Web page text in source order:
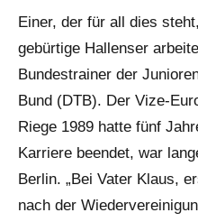
Einer, der für all dies
gebürtige Hallenser
Bundestrainer der
Bund (DTB). Der Vize-
Riege 1989 hatte fünf
Karriere beendet, war
Berlin. „Bei Vater Klaus,
nach der